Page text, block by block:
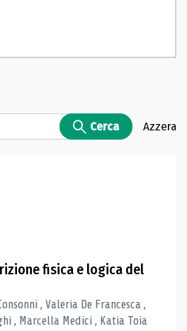
Cerca Azzera
fisica e logica del
, Valeria De Francesca ,
, Marcella Medici , Katia Toia